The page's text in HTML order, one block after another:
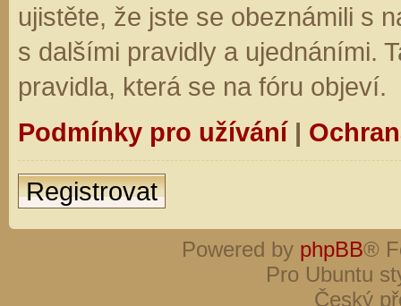
ujistěte, že jste se obeznámili s
s dalšími pravidly a ujednáními.
pravidla, která se na fóru objeví.
Podmínky pro užívání|
Registrovat
Powered by phpBB®
Pro Ubuntu
Český